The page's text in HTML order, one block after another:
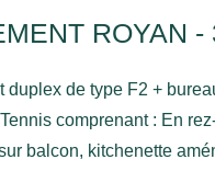
duplex de type F2 +
comprenant : En
balcon, kitchenette